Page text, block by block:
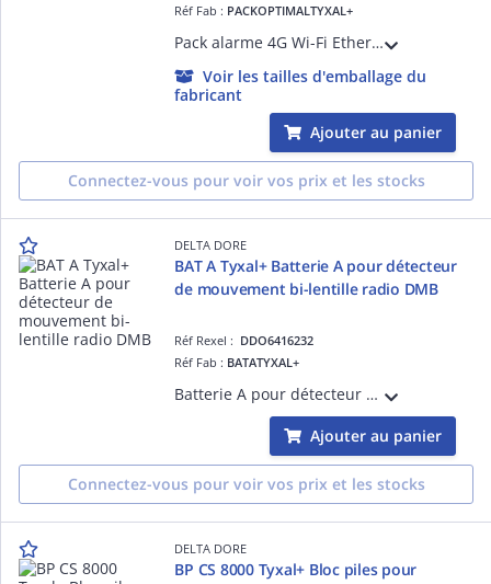
Réf Fab : PACKOPTIMALTYXAL+
Pack alarme 4G Wi-Fi Ethernet 8 zones équipé de ses 2 télécommandes, 2 détecteurs de mouvement, 2 sirènes additionnelles (intérieure et extérieure), connecté à l'appli Tydom
Voir les tailles d'emballage du
fabricant
Ajouter au panier
Connectez-vous pour voir vos prix et les stocks
DELTA DORE
BAT A Tyxal+ Batterie A pour détecteur
de mouvement bi-lentille radio DMB
Réf Rexel : DDO6416232
Réf Fab : BATATYXAL+
Batterie A pour détecteur de mouvement
Ajouter au panier
Connectez-vous pour voir vos prix et les stocks
DELTA DORE
BP CS 8000 Tyxal+ Bloc piles pour